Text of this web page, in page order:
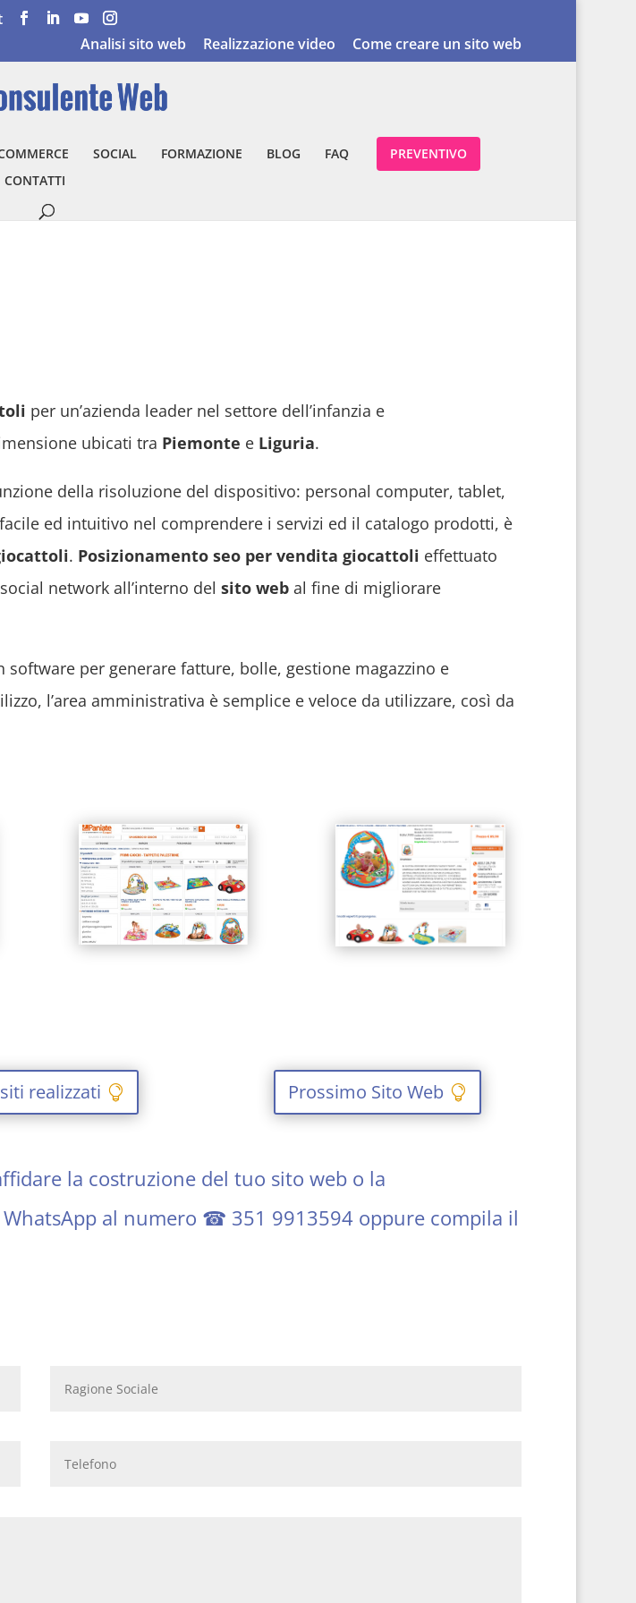
Analisi sito web
Realizzazione video Come creare un sito web
SOCIAL FORMAZIONE BLOG FAQ
PREVENTIVO
CONTATTI
per un’azienda leader nel settore dell’infanzia e
ubicati tra Piemonte e Liguria.
della risoluzione del dispositivo: personal computer, tablet,
ed intuitivo nel comprendere i servizi ed il catalogo prodotti, è
. Posizionamento seo per vendita giocattoli effettuato
network all’interno del sito webal fine di migliorare
per generare fatture, bolle, gestione magazzino e
l’area amministrativa è semplice e veloce da utilizzare, così da
realizzati Prossimo Sito Web
la costruzione del tuo sito web o la
WhatsApp al numero ☎ 351 9913594oppure compila il